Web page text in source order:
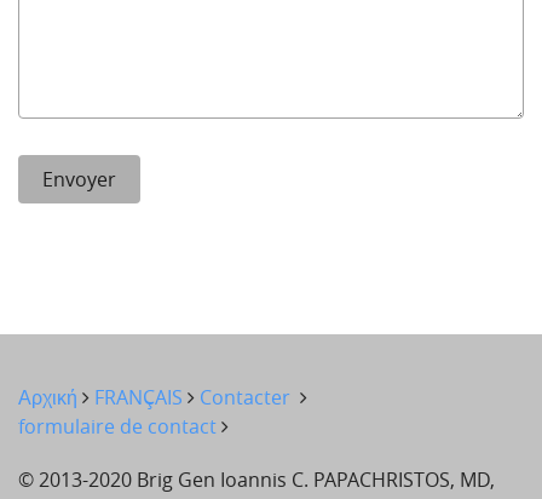
Αρχική FRANÇAIS
Contacter
formulaire de contact
© 2013-2020 Brig Gen Ioannis C. PAPACHRISTOS, MD,